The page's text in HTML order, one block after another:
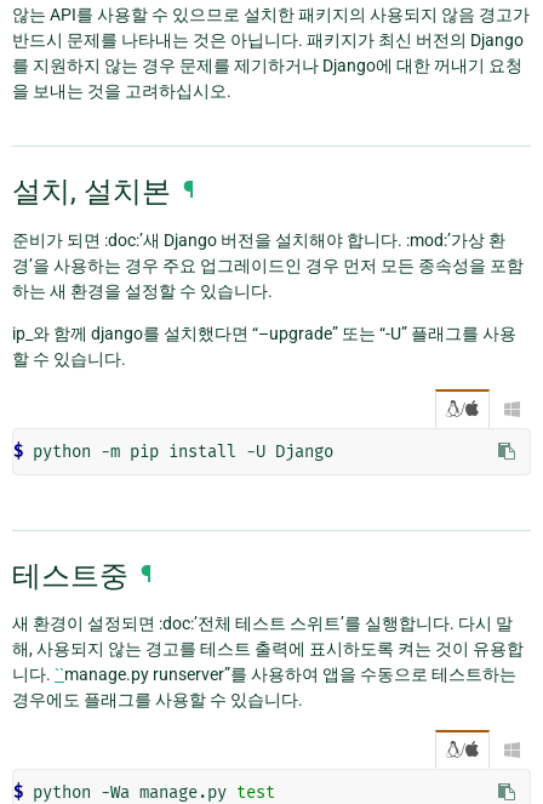
않는 API를 사용할 수 있으므로 설치한 패키지의 사용되지 않음 경고가
반드시 문제를 나타내는 것은 아닙니다. 패키지가 최신 버전의 Django
를 지원하지 않는 경우 문제를 제기하거나 Django에 대한 꺼내기 요청
을 보내는 것을 고려하십시오.
설치, 설치본 ¶
준비가 되면 :doc:’새 Django 버전을 설치해야 합니다. :mod:’가상 환
경’을 사용하는 경우 주요 업그레이드인 경우 먼저 모든 종속성을 포함
하는 새 환경을 설정할 수 있습니다.
ip_와 함께 django를 설치했다면 “–upgrade” 또는 “-U” 플래그를 사용
할 수 있습니다.
/ 
$ python -m pip install -U
테스트중 ¶
새 환경이 설정되면 :doc:’전체 테스트 스위트’를 실행합니다. 다시 말
해, 사용되지 않는 경고를 테스트 출력에 표시하도록 켜는 것이 유용합
니다. ``manage.py runserver”를 사용하여 앱을 수동으로 테스트하는
경우에도 플래그를 사용할 수 있습니다.
/ 
$ python -Wa manage.py test